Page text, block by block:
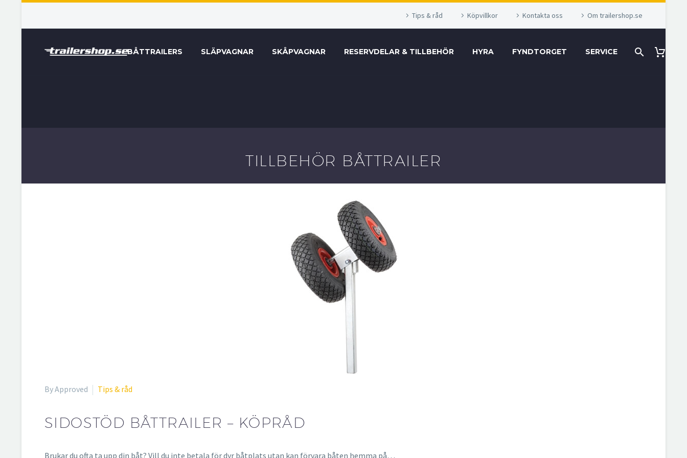
Tips & råd Köpvillkor Kontakta oss Om trailershop.se
BÅTTRAILERS SLÄPVAGNAR SKÅPVAGNAR RESERVDELAR & TILLBEHÖR HYRA FYNDTORGET SERVICE
TILLBEHÖR BÅTTRAILER
By Approved Tips & råd
SIDOSTÖD BÅTTRAILER – KÖPRÅD
Brukar du ofta ta upp din båt? Vill du inte betala för dyr båtplats utan kan förvara båten hemma på…